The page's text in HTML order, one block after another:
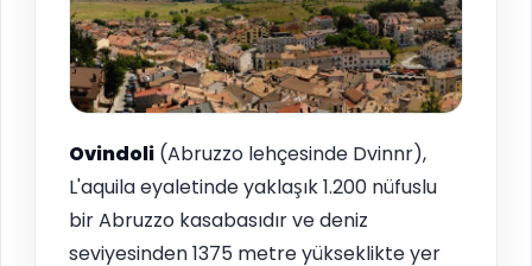
Ovindoli (Abruzzo lehçesinde Dvinnr),
L'aquila eyaletinde yaklaşık 1.200 nüfuslu
bir Abruzzo kasabasıdır ve deniz
seviyesinden 1375 metre yükseklikte yer